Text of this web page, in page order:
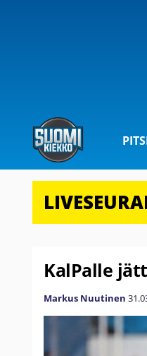
KalPalle
Markus Nuutinen